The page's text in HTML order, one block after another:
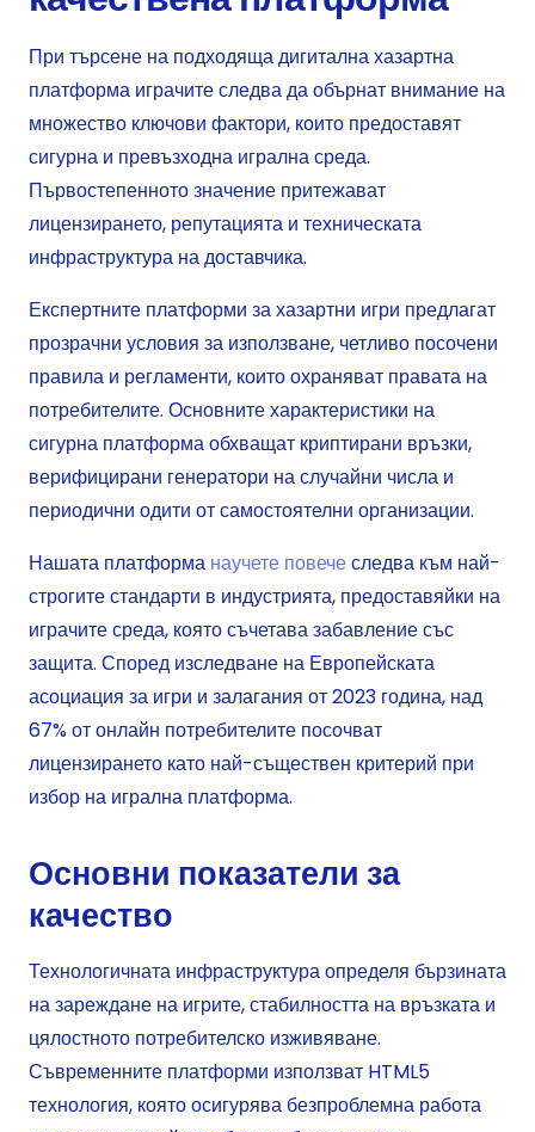
При търсене на подходяща дигитална хазартна
платформа играчите следва да обърнат внимание на
множество ключови фактори, които предоставят
сигурна и превъзходна игрална среда.
Първостепенното значение притежават
лицензирането, репутацията и техническата
инфраструктура на доставчика.
Експертните платформи за хазартни игри предлагат
прозрачни условия за използване, четливо посочени
правила и регламенти, които охраняват правата на
потребителите. Основните характеристики на
сигурна платформа обхващат криптирани връзки,
верифицирани генератори на случайни числа и
периодични одити от самостоятелни организации.
Нашата платформа научете повечеследва към най-
строгите стандарти в индустрията, предоставяйки на
играчите среда, която съчетава забавление със
защита. Според изследване на Европейската
асоциация за игри и залагания от 2023 година, над
67% от онлайн потребителите посочват
лицензирането като най-съществен критерий при
избор на игрална платформа.
Основни показатели за
качество
Технологичната инфраструктура определя бързината
на зареждане на игрите, стабилността на връзката и
цялостното потребителско изживяване.
Съвременните платформи използват HTML5
технология, която осигурява безпроблемна работа